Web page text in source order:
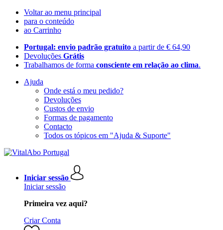
Voltar ao menu principal
para o conteúdo
ao Carrinho
Portugal: envio padrão gratuito a partir de € 64,90
Devoluções Grátis
Trabalhamos de forma consciente em relação ao clima.
Ajuda
Onde está o meu pedido?
Devoluções
Custos de envio
Formas de pagamento
Contacto
Todos os tópicos em "Ajuda & Suporte"
Iniciar sessão
Iniciar sessão
Primeira vez aqui?
Criar Conta